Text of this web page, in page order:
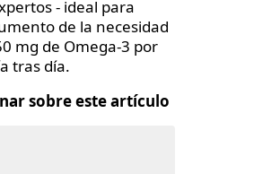
- ideal para
de la necesidad
mg de Omega-3 por
tras día.
sobre este artículo